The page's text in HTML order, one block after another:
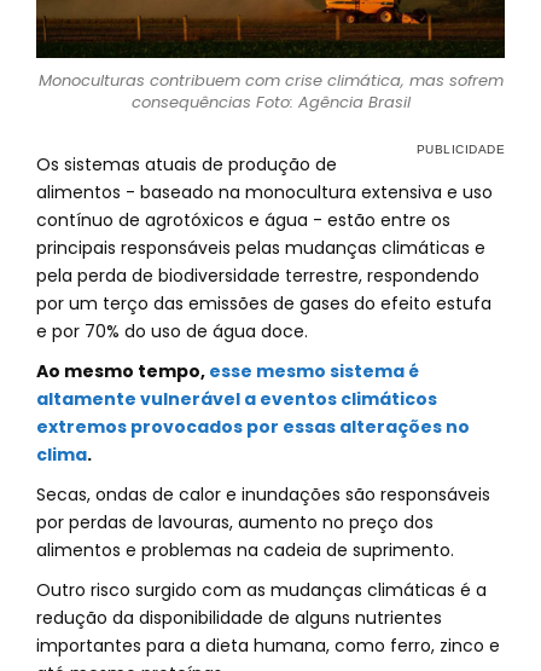
Monoculturas contribuem com crise climática, mas sofrem
consequências Foto: Agência Brasil
Os sistemas atuais de produção de
alimentos - baseado na monocultura extensiva e uso
contínuo de agrotóxicos e água - estão entre os
principais responsáveis pelas mudanças climáticas e
pela perda de biodiversidade terrestre, respondendo
por um terço das emissões de gases do efeito estufa
e por 70% do uso de água doce.
Ao mesmo tempo, esse mesmo sistema é
altamente vulnerável a eventos climáticos
extremos provocados por essas alterações no
clima.
Secas, ondas de calor e inundações são responsáveis
por perdas de lavouras, aumento no preço dos
alimentos e problemas na cadeia de suprimento.
Outro risco surgido com as mudanças climáticas é a
redução da disponibilidade de alguns nutrientes
importantes para a dieta humana, como ferro, zinco e